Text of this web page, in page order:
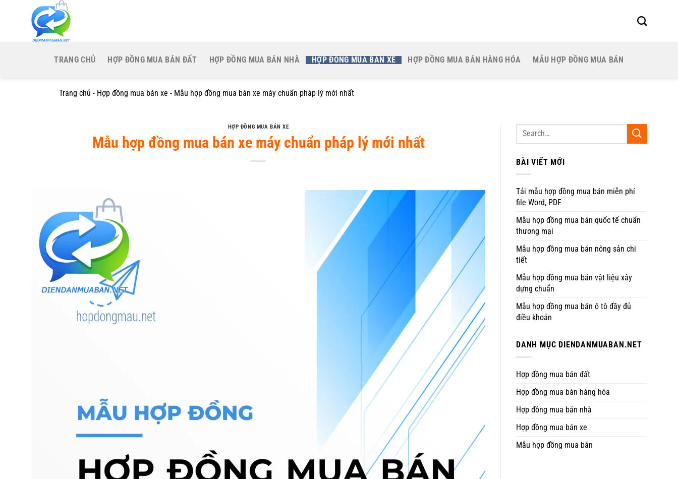
TRANG CHỦ
HỢP ĐỒNG MUA BÁN ĐẤT HỢP ĐỒNG MUA BÁN NHÀ HỢP ĐỒNG MUA BÁN XE HỢP ĐỒNG MUA BÁN HÀNG HÓA MẪU HỢP ĐỒNG MUA BÁN
Trang chủ - Hợp đồng mua bán xe - Mẫu hợp đồng mua bán xe máy chuẩn pháp lý mới nhất
HỢP ĐỒNG MUA BÁN XE
Mẫu hợp đồng mua bán xe máy chuẩn pháp lý mới nhất
BÀI VIẾT MỚI
Tải mẫu hợp đồng mua bán miễn phí
file Word, PDF
Mẫu hợp đồng mua bán quốc tế chuẩn
thương mại
Mẫu hợp đồng mua bán nông sản chi
tiết
Mẫu hợp đồng mua bán vật liệu xây
dựng chuẩn
Mẫu hợp đồng mua bán ô tô đầy đủ
điều khoản
DANH MỤC DIENDANMUABAN.NET
Hợp đồng mua bán đất
Hợp đồng mua bán hàng hóa
Hợp đồng mua bán nhà
Hợp đồng mua bán xe
Mẫu hợp đồng mua bán